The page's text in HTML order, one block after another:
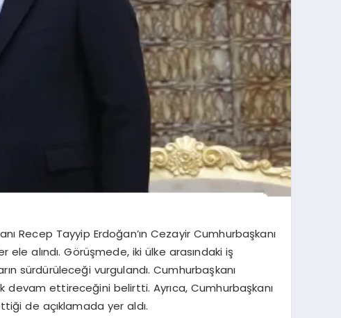
Recep Tayyip Erdoğan’ın Cezayir Cumhurbaşkanı
alındı. Görüşmede, iki ülke arasındaki iş
sürdürüleceği vurgulandı. Cumhurbaşkanı
devam ettireceğini belirtti. Ayrıca, Cumhurbaşkanı
de açıklamada yer aldı.